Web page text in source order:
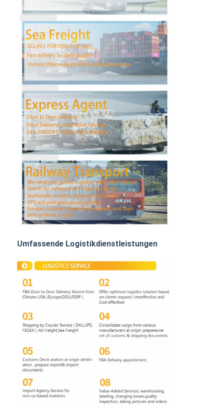
Qualitätskontrolle
Kontakt
Plaudern Sie Jetzt
Internationale Fracht Vorwärts
Luftfracht Vorwärts
Seefracht
DDP-Schifffahrt aus China
Eilverschiffen
BAHNFRACHTEN
Mit dem Schiff in den Amazonas
Lastwagenfracht
Lagerhaltung
Umfassende Logistikdienstleistungen